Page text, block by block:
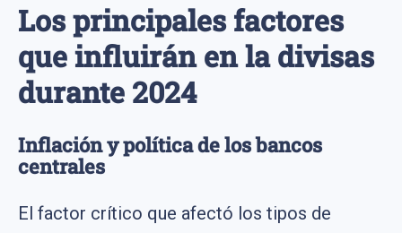
metales, petróleo y divisas
Los principales factores
que influirán en la divisas
durante 2024
Inflación y política de los bancos
centrales
El factor crítico que afectó los tipos de